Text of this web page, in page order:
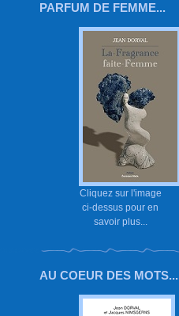
PARFUM DE FEMME...
Cliquez sur l'image
ci-dessus pour en
savoir plus...
AU COEUR DES MOTS...